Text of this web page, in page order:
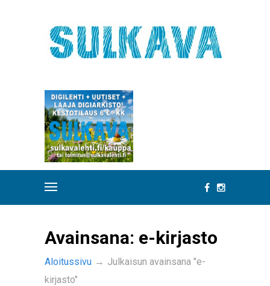
Avainsana: e-kirjasto
Aloitussivu → Julkaisun avainsana "e-
kirjasto"